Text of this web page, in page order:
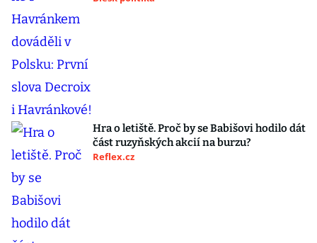
Hra o letiště. Proč by se Babišovi hodilo dát
část ruzyňských akcií na burzu?
Reflex.cz